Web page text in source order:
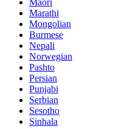
Maori
Marathi
Mongolian
Burmese
Nepali
Norwegian
Pashto
Persian
Punjabi
Serbian
Sesotho
Sinhala